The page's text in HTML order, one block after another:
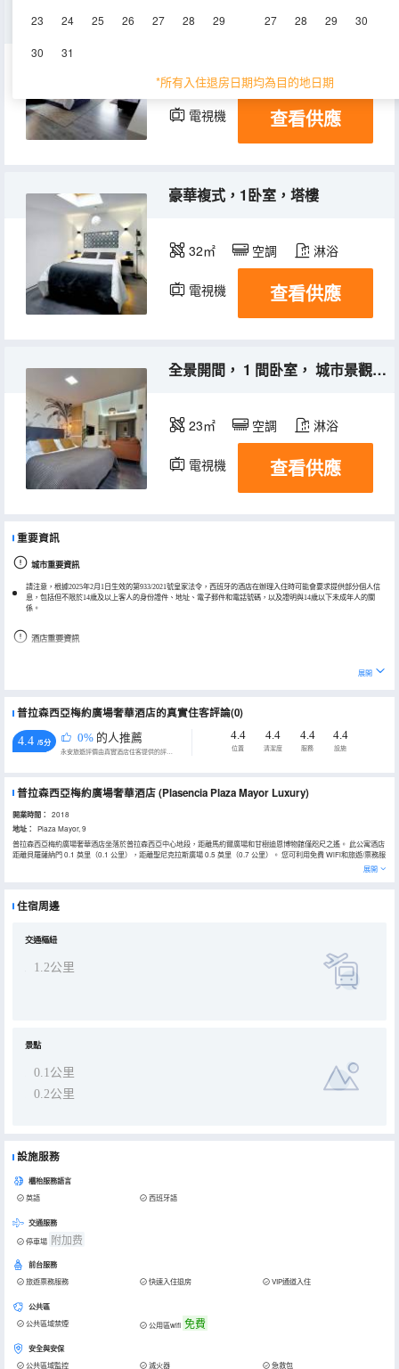
23 24 25 26 27 28 29
30 31
27 28 29 30
*所有入住退房日期均為目的地日期
優品一室套房
54㎡ 空調 淋浴
電視機 冰箱
查看供應
豪華複式，1卧室，塔樓
32㎡ 空調 淋浴
電視機 冰箱
查看供應
全景開間， 1 間卧室， 城市景觀， 轉角
23㎡ 空調 淋浴
電視機 冰箱
查看供應
重要資訊
城市重要資訊
請注意，根據2025年2月1日生效的第933/2021號皇家法令，西班牙的酒店在辦理入住時可能會要求提供部分個人信
息，包括但不限於14歲及以上客人的身份證件、地址、電子郵件和電話號碼，以及證明與14歲以下未成年人的關
係。
酒店重要資訊
展開
普拉森西亞梅約廣場奢華酒店的真實住客評論(0)
4.4 /5分 0% 的人推薦
永安旅遊評價由真實酒店住客提供的評價。
4.4
位置
4.4
清潔度
4.4
服務
4.4
設施
普拉森西亞梅約廣場奢華酒店(Plasencia Plaza Mayor Luxury)
開業時間： 2018
地址：
Plaza Mayor, 9
普拉森西亞梅約廣場奢華酒店坐落於普拉森西亞中心地段，距離馬約爾廣場和甘樹迪恩博物館僅咫尺之遙。 此公寓酒店
距離貝羅薩納門 0.1 英里（0.1 公里），距離聖尼克拉斯廣場 0.5 英里（0.7 公里）。 您可利用免費 WiFi和旅遊/票務服
務等便利服務和設施。 酒店提供停車設施（車位有限）。 有 4 間特色裝修的客房提供備有冰箱和爐灶的簡易廚房；您
定能在旅途中找到家的舒適。您的記憶海綿床墊卧床備有羽絨被和高檔床上用品。提供免費無線網絡，方便您與朋友保
展開
住宿周邊
交通樞紐
1.2公里
景點
0.1公里
0.2公里
設施服務
櫃枱服務語言
英語 西班牙語
交通服務
停車場 附加费
前台服務
旅遊票務服務 快速入住退房 VIP通道入住
公共區
公共區域禁煙 公用區wifi 免費
安全與安保
公共區域監控 滅火器 急救包